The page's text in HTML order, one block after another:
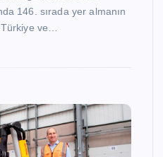
146. sırada yer almanın
ve…